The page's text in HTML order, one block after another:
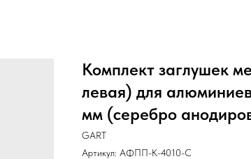
Комплект заглушек
левая) для
мм (серебро
GART
Артикул: АФПП-К-4010-С